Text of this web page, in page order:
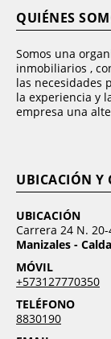
QUIÉNES
Somos una
inmobiliarios ,
las necesidades
la experiencia y
empresa una
UBICACIÓN Y
UBICACIÓN
Carrera 24 N.
Manizales -
MÓVIL
+573127770350
TELÉFONO
8830190